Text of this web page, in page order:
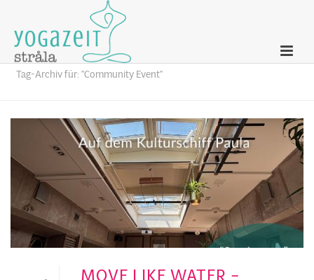
Archives
Tag-Archiv für: "Community Event"